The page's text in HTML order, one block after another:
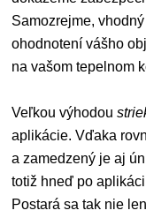
Samozrejme,
ohodnotení vášho
na vašom tepelnom
Veľkou výhodou
aplikácie. Vďaka
a zamedzený je aj
totiž hneď po
Postará sa tak nie